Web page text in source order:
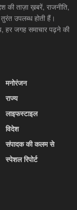
ताज़ा ख़बरें, राजनीति,
उपलब्ध होती हैं।
हर जगह समाचार पढ़ने की
मनोरंजन
राज्य
लाइफस्टाइल
विदेश
संपादक की कलम से
स्पेशल रिपोर्ट